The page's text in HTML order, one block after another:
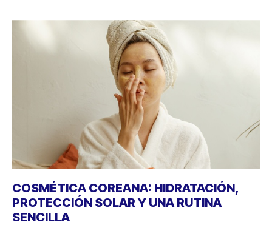
COSMÉTICA COREANA: HIDRATACIÓN,
PROTECCIÓN SOLAR Y UNA RUTINA
SENCILLA